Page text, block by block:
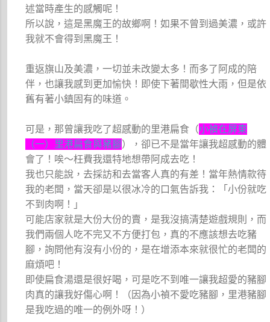
述當時產生的感觸呢！
所以說，這是黑魔王的故鄉啊！如果不曾到過美濃，或許
我就不會得到黑魔王！
重返旗山及美濃，一切並未改變太多！而多了阿成的陪
伴，也讓我感到更加愉快！即使下著間歇性大雨，但是依
舊有著小鎮固有的味道。
可是，那曾讓我吃了超感動的里港扁食（小禎在屏東
（一）里港扁食與豬腳），卻已不是當年讓我超感動的體
會了！唉～枉費我還特地想帶阿成去吃！
我也只能說，去採訪和去當客人真的有差！當年熱情款待
我的老闆，當天卻是以很冰冷的口氣告訴我：「小份就吃
不到肉啊！」
可能店家就是大份大份的賣，是我沒搞清楚遊戲規則，而
我們兩個人吃不完又不方便打包，真的不應該想去吃豬
腳，詢問他有沒有小份的，是在增添本來就很忙的老闆的
麻煩吧！
即使扁食湯還是很好喝，可是吃不到唯一讓我超愛的豬腳
肉真的讓我好傷心啊！（因為小禎不愛吃豬腳，里港豬腳
是我吃過的唯一的例外呀！）